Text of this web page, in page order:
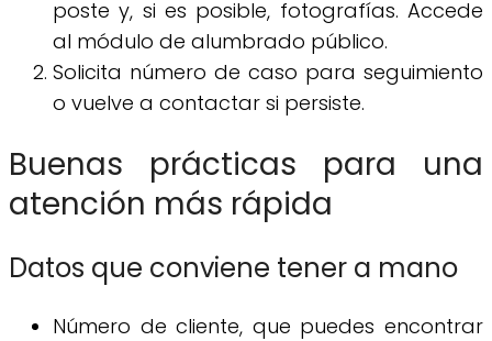
poste y, si es posible, fotografías. Accede
al módulo de alumbrado público.
Solicita número de caso para seguimiento
o vuelve a contactar si persiste.
Buenas prácticas para una
atención más rápida
Datos que conviene tener a mano
Número de cliente, que puedes encontrar